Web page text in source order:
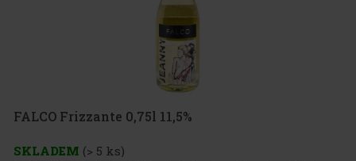
FALCO Frizzante 0,75l 11,5%
SKLADEM (> 5 ks)